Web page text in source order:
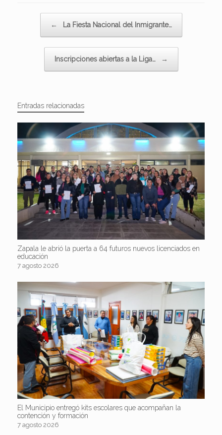
← La Fiesta Nacional del Inmigrante…
Inscripciones abiertas a la Liga… →
Entradas relacionadas
Zapala le abrió la puerta a 64 futuros nuevos licenciados en
educación
7 agosto 2026
El Municipio entregó kits escolares que acompañan la
contención y formación
7 agosto 2026